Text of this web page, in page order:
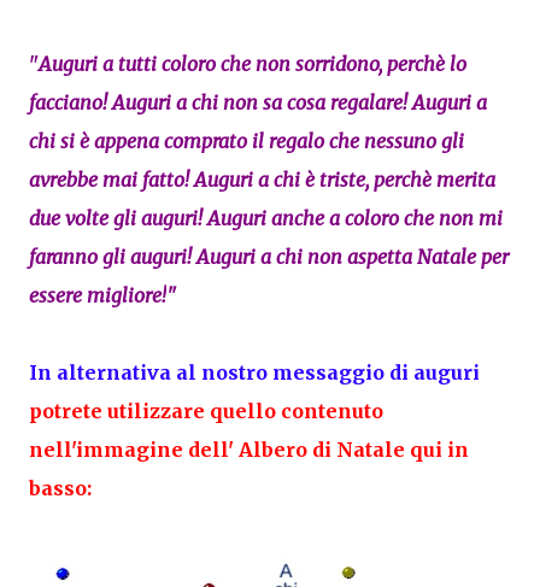
"Auguri a tutti coloro che non sorridono, perchè lo
facciano! Auguri a chi non sa cosa regalare! Auguri a
chi si è appena comprato il regalo che nessuno gli
avrebbe mai fatto! Auguri a chi è triste, perchè merita
due volte gli auguri! Auguri anche a coloro che non mi
faranno gli auguri! Auguri a chi non aspetta Natale per
essere migliore!"
In alternativa al nostro messaggio di auguri
potrete utilizzare quello contenuto
nell'immagine dell' Albero di Natale qui in
basso: